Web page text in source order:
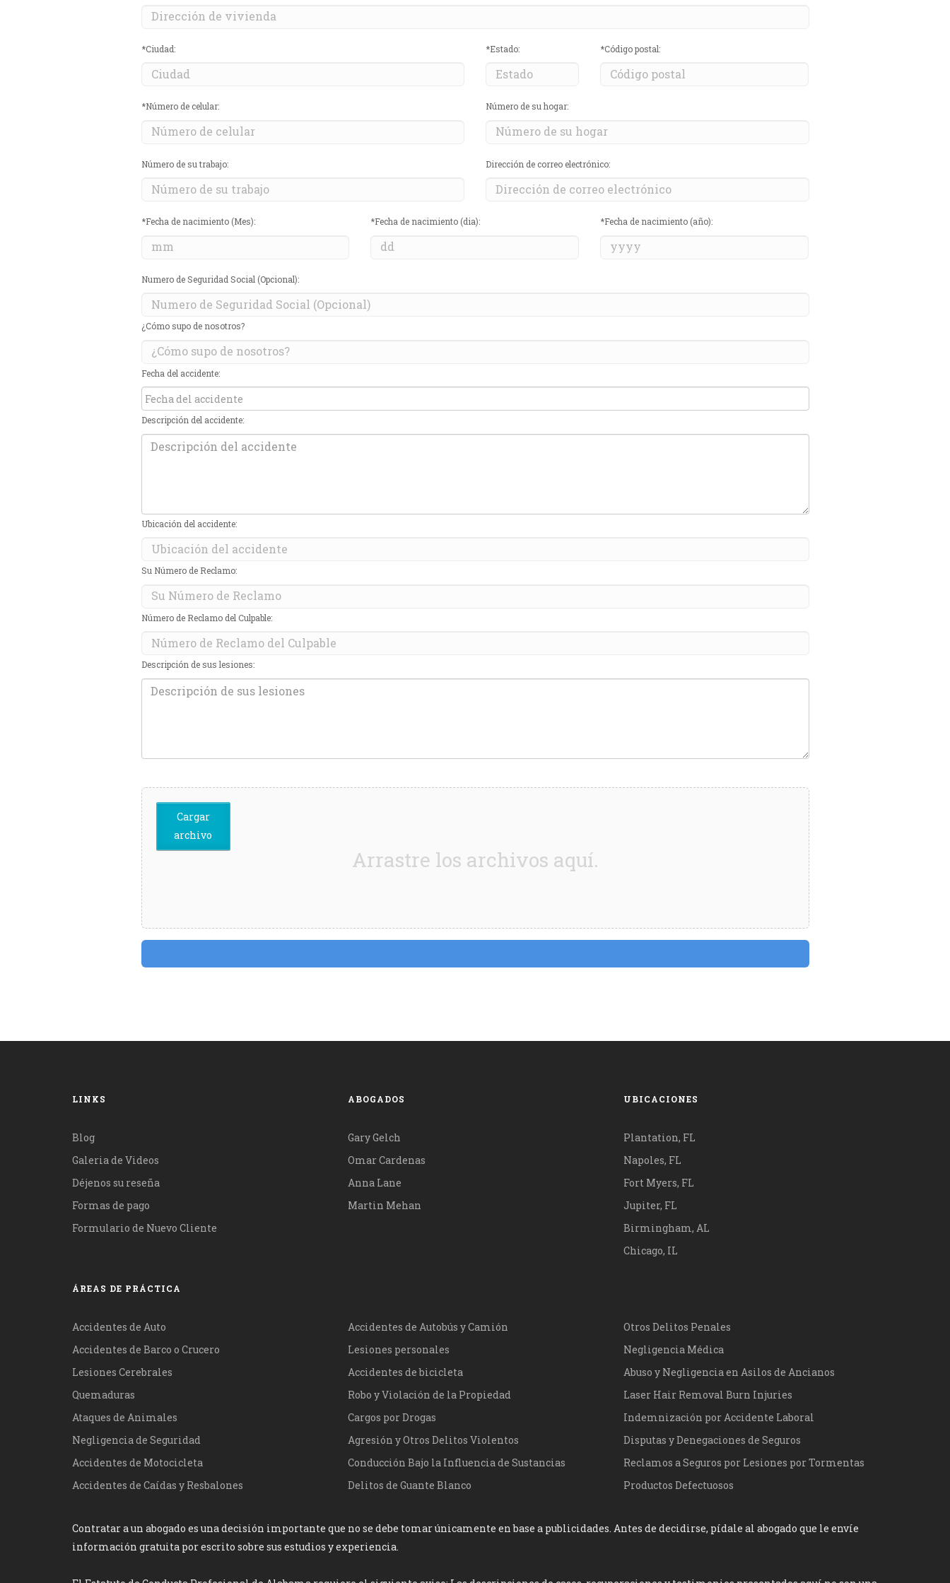
Accidentes de bicicleta
*Ciudad: *Estado: *Código postal:
*Número de celular: Número de su hogar:
Número de su trabajo: Dirección de correo electrónico:
*Fecha de nacimiento (Mes): *Fecha de nacimiento (dia): *Fecha de nacimiento (año):
Numero de Seguridad Social (Opcional):
¿Cómo supo de nosotros?
Fecha del accidente:
Descripción del accidente:
Ubicación del accidente:
Su Número de Reclamo:
Número de Reclamo del Culpable:
Descripción de sus lesiones:
Cargar
archivo
LINKS
Blog
Galeria de Videos
Déjenos su reseña
Formas de pago
Formulario de Nuevo Cliente
ABOGADOS
Gary Gelch
Omar Cardenas
Anna Lane
Martin Mehan
UBICACIONES
Plantation, FL
Napoles, FL
Fort Myers, FL
Jupiter, FL
Birmingham, AL
Chicago, IL
ÁREAS DE PRÁCTICA
Accidentes de Auto
Accidentes de Barco o Crucero
Lesiones Cerebrales
Quemaduras
Ataques de Animales
Negligencia de Seguridad
Accidentes de Motocicleta
Accidentes de Caídas y Resbalones
Accidentes de Autobús y Camión
Lesiones personales
Accidentes de bicicleta
Robo y Violación de la Propiedad
Cargos por Drogas
Agresión y Otros Delitos Violentos
Conducción Bajo la Influencia de Sustancias
Delitos de Guante Blanco
Otros Delitos Penales
Negligencia Médica
Abuso y Negligencia en Asilos de Ancianos
Laser Hair Removal Burn Injuries
Indemnización por Accidente Laboral
Disputas y Denegaciones de Seguros
Reclamos a Seguros por Lesiones por Tormentas
Productos Defectuosos
Contratar a un abogado es una decisión importante que no se debe tomar únicamente en base a publicidades. Antes de decidirse, pídale al abogado que le envíe
información gratuita por escrito sobre sus estudios y experiencia.